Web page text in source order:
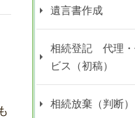
遺言書作成
相続登記 代理・
ビス（初稿）
相続放棄（判断）